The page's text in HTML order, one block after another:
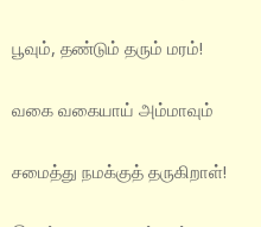
பூவும், தண்டும் தரும் மரம்!
வகை வகையாய் அம்மாவும்
சமைத்து நமக்குத் தருகிறாள்!